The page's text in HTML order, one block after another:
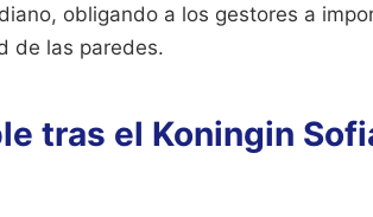
obligando a los gestores a
de las paredes.
tras el Koningin